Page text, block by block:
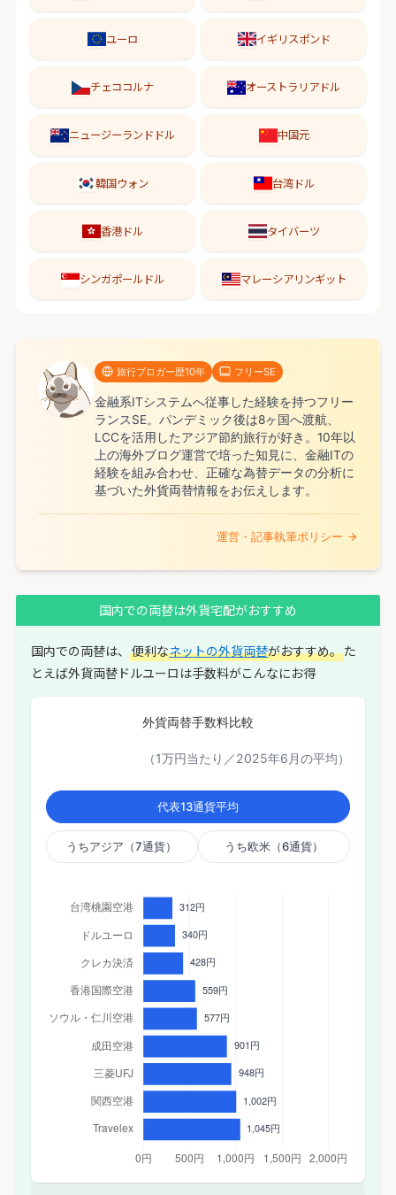
ユーロ イギリスポンド
チェココルナ オーストラリアドル
ニュージーランドドル 中国元
韓国ウォン 台湾ドル
香港ドル タイバーツ
シンガポールドル マレーシアリンギット
旅行ブロガー歴10年 フリーSE
金融系ITシステムへ従事した経験を持つフリー
ランスSE。パンデミック後は8ヶ国へ渡航、
LCCを活用したアジア節約旅行が好き。10年以
上の海外ブログ運営で培った知見に、金融ITの
経験を組み合わせ、正確な為替データの分析に
基づいた外貨両替情報をお伝えします。
運営・記事執筆ポリシー
国内での両替は外貨宅配がおすすめ
国内での両替は、便利なネットの外貨両替がおすすめ。た
とえば外貨両替ドルユーロは手数料がこんなにお得
外貨両替手数料比較
（1万円当たり／2025年6月の平均）
代表13通貨平均
うちアジア（7通貨） うち欧米（6通貨）